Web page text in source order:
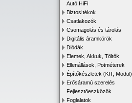
Autó HiFi
Biztosítékok
Csatlakozók
Csomagolás és tárolás
Digitális áramkörök
Diódák
Elemek, Akkuk, Töltők
Ellenállások, Potméterek
Építőkészletek (KIT, Modul)
Erősáramú szerelés
Fejlesztőeszközök
Foglalatok